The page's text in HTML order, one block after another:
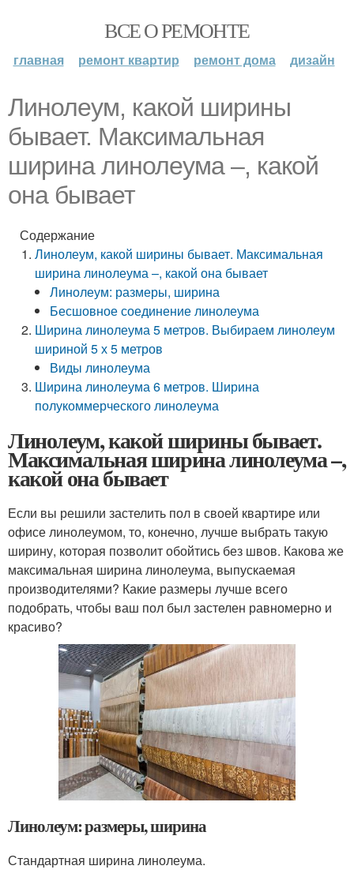
ВСЕ О РЕМОНТЕ
главная ремонт квартир ремонт дома дизайн
Линолеум, какой ширины
бывает. Максимальная
ширина линолеума –, какой
она бывает
Содержание
Линолеум, какой ширины бывает. Максимальная
ширина линолеума –, какой она бывает
Линолеум: размеры, ширина
Бесшовное соединение линолеума
Ширина линолеума 5 метров. Выбираем линолеум
шириной 5 х 5 метров
Виды линолеума
Ширина линолеума 6 метров. Ширина
полукоммерческого линолеума
Линолеум, какой ширины бывает.
Максимальная ширина линолеума –,
какой она бывает
Если вы решили застелить пол в своей квартире или
офисе линолеумом, то, конечно, лучше выбрать такую
ширину, которая позволит обойтись без швов. Какова же
максимальная ширина линолеума, выпускаемая
производителями? Какие размеры лучше всего
подобрать, чтобы ваш пол был застелен равномерно и
красиво?
Линолеум: размеры, ширина
Стандартная ширина линолеума.